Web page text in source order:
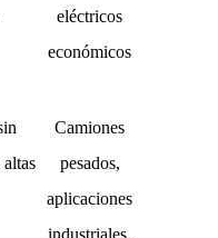
eléctricos
económicos
Camiones
pesados,
aplicaciones
industriales.